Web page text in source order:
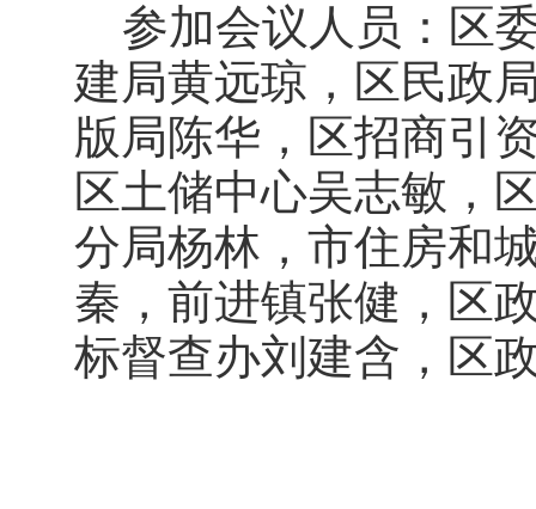
参加会议人员：区
建局黄远琼，区民政
版局陈华，区招商引
区土储中心吴志敏，
分局杨林，市住房和
秦，前进镇张健，区
标督查办刘建含，区